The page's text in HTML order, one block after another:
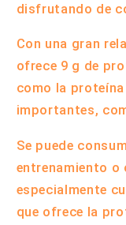
disfrutando de
Con una gran
ofrece 9 g de
como la proteína
importantes,
Se puede
entrenamiento o
especialmente
que ofrece la